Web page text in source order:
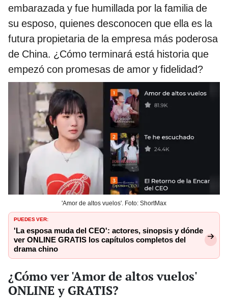
embarazada y fue humillada por la familia de
su esposo, quienes desconocen que ella es la
futura propietaria de la empresa más poderosa
de China. ¿Cómo terminará está historia que
empezó con promesas de amor y fidelidad?
'Amor de altos vuelos'. Foto: ShortMax
PUEDES VER:
'La esposa muda del CEO': actores, sinopsis y dónde
ver ONLINE GRATIS los capítulos completos del
drama chino
¿Cómo ver 'Amor de altos vuelos'
ONLINE y GRATIS?